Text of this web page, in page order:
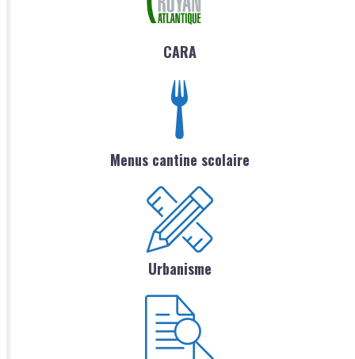
CARA
Menus cantine scolaire
Urbanisme